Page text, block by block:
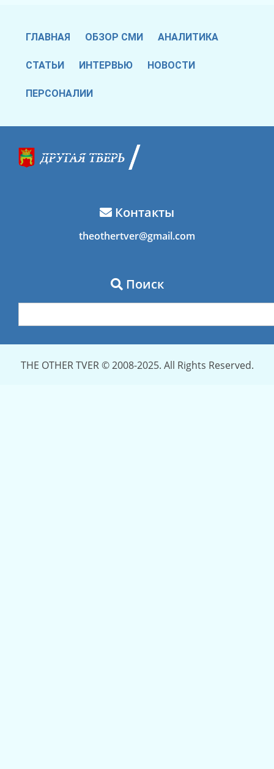
ГЛАВНАЯ ОБЗОР СМИ АНАЛИТИКА
СТАТЬИ ИНТЕРВЬЮ НОВОСТИ
ПЕРСОНАЛИИ
Контакты
theothertver@gmail.com
Поиск
THE OTHER TVER © 2008-2025. All Rights Reserved.